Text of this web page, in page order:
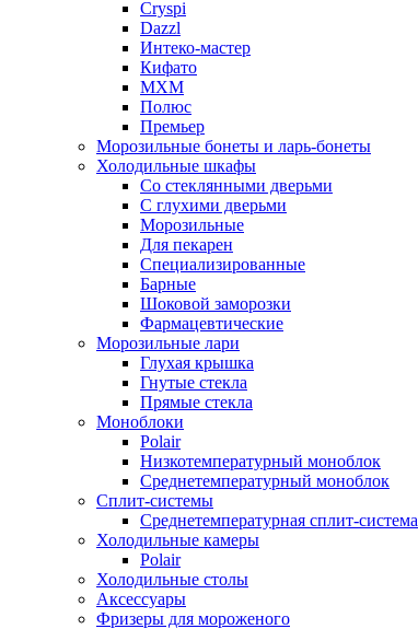
Cryspi
Dazzl
Интеко-мастер
Кифато
МХМ
Полюс
Премьер
Морозильные бонеты и ларь-бонеты
Холодильные шкафы
Со стеклянными дверьми
С глухими дверьми
Морозильные
Для пекарен
Специализированные
Барные
Шоковой заморозки
Фармацевтические
Морозильные лари
Глухая крышка
Гнутые стекла
Прямые стекла
Моноблоки
Polair
Низкотемпературный моноблок
Среднетемпературный моноблок
Сплит-системы
Среднетемпературная сплит-система
Холодильные камеры
Polair
Холодильные столы
Аксессуары
Фризеры для мороженого